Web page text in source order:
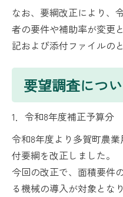
なお、要綱改正により、
者の要件や補助率が変更
記および添付ファイルの
要望調査につ
1．令和8年度補正予算分
令和8年度より多賀町農
付要綱を改正しました。
今回の改正で、面積要件
る機械の導入が対象とな